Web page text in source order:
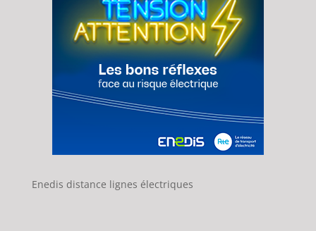
Enedis distance lignes électriques